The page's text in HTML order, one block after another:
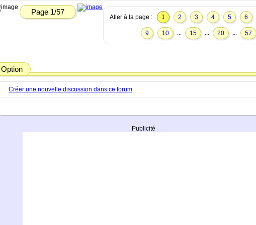
Page 1/57
Aller à la page : 1 2 3 4 5 6
9 10 ... 15 ... 20 ... 57
Option
Créer une nouvelle discussion dans ce forum
Publicité